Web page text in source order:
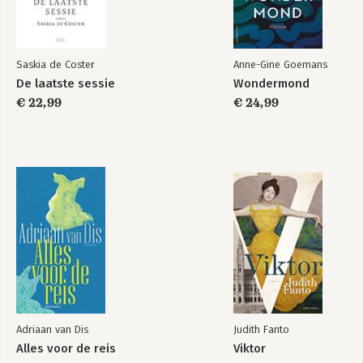
Saskia de Coster
De laatste sessie
€ 22,99
Anne-Gine Goemans
Wondermond
€ 24,99
Adriaan van Dis
Alles voor de reis
Judith Fanto
Viktor